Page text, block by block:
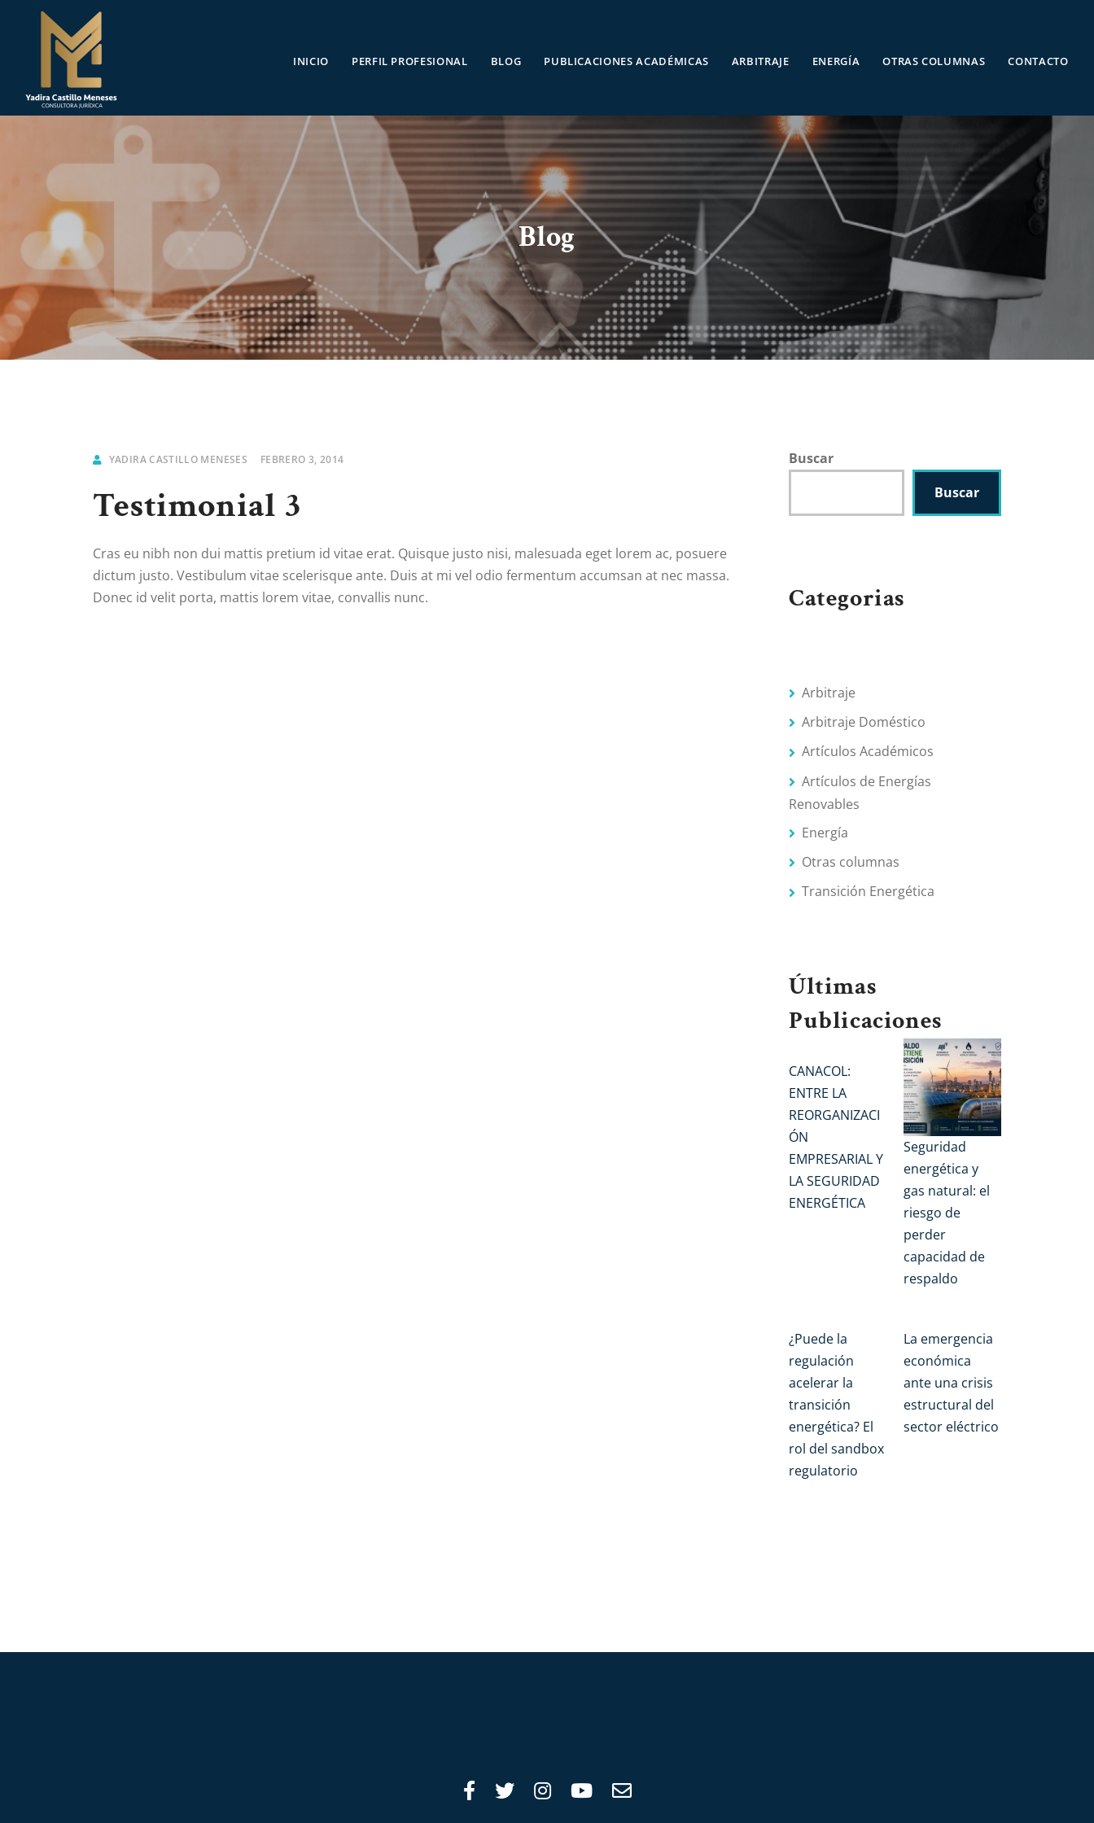
INICIO PERFIL PROFESIONAL BLOG PUBLICACIONES ACADÉMICAS ARBITRAJE ENERGÍA OTRAS COLUMNAS CONTACTO
Blog
YADIRA CASTILLO MENESES FEBRERO 3, 2014
Testimonial 3
Cras eu nibh non dui mattis pretium id vitae erat. Quisque justo nisi, malesuada eget lorem ac, posuere
dictum justo. Vestibulum vitae scelerisque ante. Duis at mi vel odio fermentum accumsan at nec massa.
Donec id velit porta, mattis lorem vitae, convallis nunc.
Buscar
Buscar
Categorias
Arbitraje
Arbitraje Doméstico
Artículos Académicos
Artículos de Energías
Renovables
Energía
Otras columnas
Transición Energética
Últimas
Publicaciones
CANACOL:
ENTRE LA
REORGANIZACI
ÓN
EMPRESARIAL Y
LA SEGURIDAD
ENERGÉTICA
Seguridad
energética y
gas natural: el
riesgo de
perder
capacidad de
respaldo
¿Puede la
regulación
acelerar la
transición
energética? El
rol del sandbox
regulatorio
La emergencia
económica
ante una crisis
estructural del
sector eléctrico